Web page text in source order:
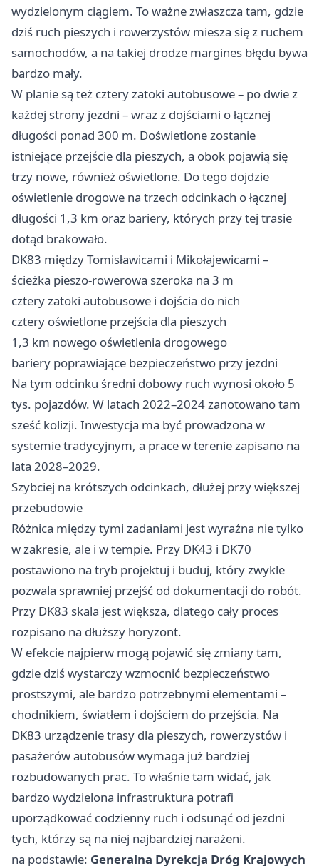
wydzielonym ciągiem. To ważne zwłaszcza tam, gdzie
dziś ruch pieszych i rowerzystów miesza się z ruchem
samochodów, a na takiej drodze margines błędu bywa
bardzo mały.
W planie są też cztery zatoki autobusowe – po dwie z
każdej strony jezdni – wraz z dojściami o łącznej
długości ponad 300 m. Doświetlone zostanie
istniejące przejście dla pieszych, a obok pojawią się
trzy nowe, również oświetlone. Do tego dojdzie
oświetlenie drogowe na trzech odcinkach o łącznej
długości 1,3 km oraz bariery, których przy tej trasie
dotąd brakowało.
DK83 między Tomisławicami i Mikołajewicami –
ścieżka pieszo-rowerowa szeroka na 3 m
cztery zatoki autobusowe i dojścia do nich
cztery oświetlone przejścia dla pieszych
1,3 km nowego oświetlenia drogowego
bariery poprawiające bezpieczeństwo przy jezdni
Na tym odcinku średni dobowy ruch wynosi około 5
tys. pojazdów. W latach 2022–2024 zanotowano tam
sześć kolizji. Inwestycja ma być prowadzona w
systemie tradycyjnym, a prace w terenie zapisano na
lata 2028–2029.
Szybciej na krótszych odcinkach, dłużej przy większej
przebudowie
Różnica między tymi zadaniami jest wyraźna nie tylko
w zakresie, ale i w tempie. Przy DK43 i DK70
postawiono na tryb projektuj i buduj, który zwykle
pozwala sprawniej przejść od dokumentacji do robót.
Przy DK83 skala jest większa, dlatego cały proces
rozpisano na dłuższy horyzont.
W efekcie najpierw mogą pojawić się zmiany tam,
gdzie dziś wystarczy wzmocnić bezpieczeństwo
prostszymi, ale bardzo potrzebnymi elementami –
chodnikiem, światłem i dojściem do przejścia. Na
DK83 urządzenie trasy dla pieszych, rowerzystów i
pasażerów autobusów wymaga już bardziej
rozbudowanych prac. To właśnie tam widać, jak
bardzo wydzielona infrastruktura potrafi
uporządkować codzienny ruch i odsunąć od jezdni
tych, którzy są na niej najbardziej narażeni.
na podstawie: Generalna Dyrekcja Dróg Krajowych